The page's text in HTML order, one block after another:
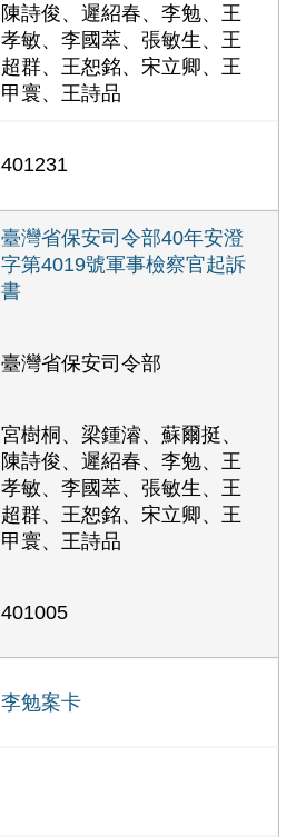
陳詩俊、遲紹春、李勉、王
孝敏、李國萃、張敏生、王
超群、王恕銘、宋立卿、王
甲寰、王詩品
401231
臺灣省保安司令部40年安澄
字第4019號軍事檢察官起訴
書
臺灣省保安司令部
宮樹桐、梁鍾濬、蘇爾挺、
陳詩俊、遲紹春、李勉、王
孝敏、李國萃、張敏生、王
超群、王恕銘、宋立卿、王
甲寰、王詩品
401005
李勉案卡